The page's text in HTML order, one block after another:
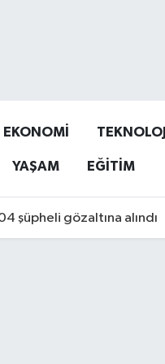
EKONOMİ TEKNOLOJİ
YAŞAM EĞİTİM
şüpheli gözaltına alındı